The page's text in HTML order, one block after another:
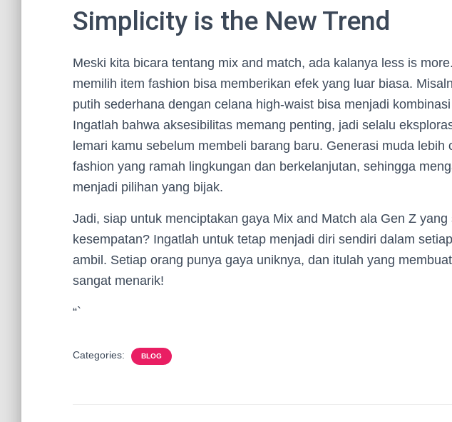
Simplicity is the New Trend
Meski kita bicara tentang mix and match, ada kalanya less is
memilih item fashion bisa memberikan efek yang luar biasa.
putih sederhana dengan celana high-waist bisa menjadi
Ingatlah bahwa aksesibilitas memang penting, jadi selalu
lemari kamu sebelum membeli barang baru. Generasi muda lebih
fashion yang ramah lingkungan dan berkelanjutan, sehingga
menjadi pilihan yang bijak.
Jadi, siap untuk menciptakan gaya Mix and Match ala Gen Z
kesempatan? Ingatlah untuk tetap menjadi diri sendiri dalam
ambil. Setiap orang punya gaya uniknya, dan itulah yang
sangat menarik!
“`
Categories: BLOG